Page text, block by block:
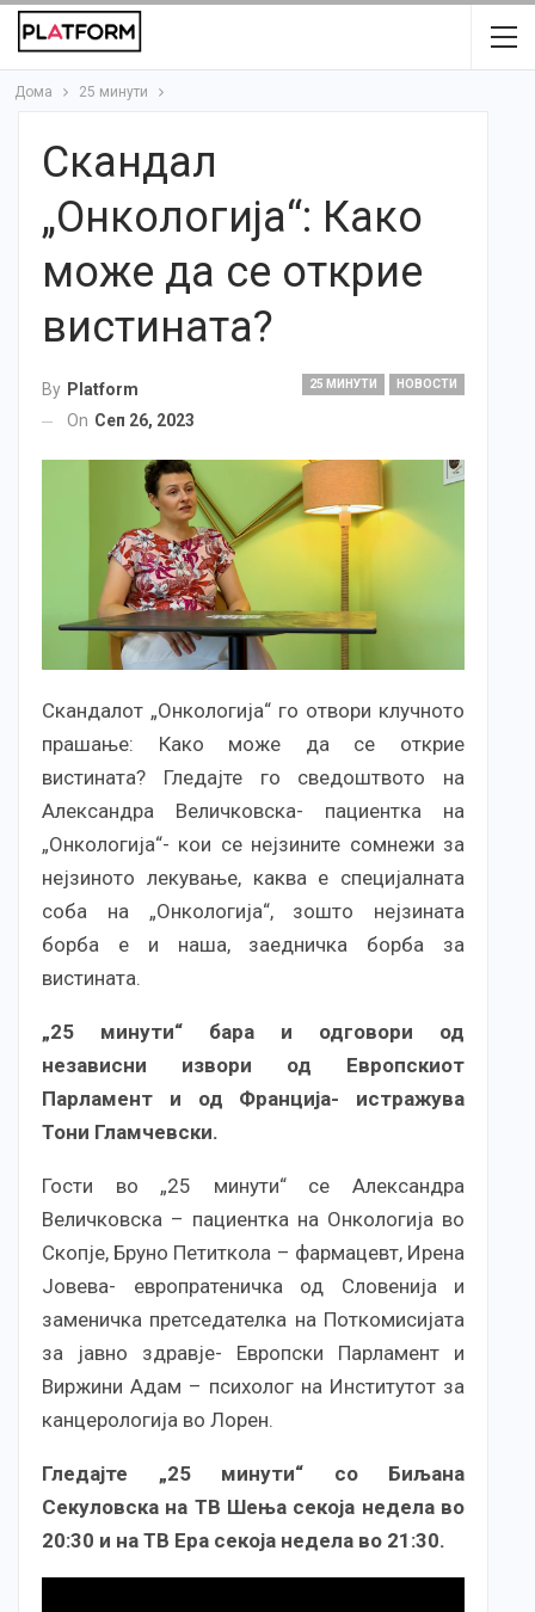
Дома 25 минути
Скандал
„Онкологија“: Како
може да се открие
вистината?
25 МИНУТИ НОВОСТИ
By Platform
On Сеп 26, 2023
Скандалот „Онкологија“ го отвори клучното
прашање: Како може да се открие
вистината? Гледајте го сведоштвото на
Александра Величковска- пациентка на
„Онкологија“- кои се нејзините сомнежи за
нејзиното лекување, каква е специјалната
соба на „Онкологија“, зошто нејзината
борба е и наша, заедничка борба за
вистината.
„25 минути“ бара и одговори од
независни извори од Европскиот
Парламент и од Франција- истражува
Тони Гламчевски.
Гости во „25 минути“ се Александра
Величковска – пациентка на Онкологија во
Скопје, Бруно Петиткола – фармацевт, Ирена
Јовева- европратеничка од Словенија и
заменичка претседателка на Поткомисијата
за јавно здравје- Европски Парламент и
Виржини Адам – психолог на Институтот за
канцерологија во Лорен.
Гледајте „25 минути“ со Биљана
Секуловска на ТВ Шења секоја недела во
20:30 и на ТВ Ера секоја недела во 21:30.